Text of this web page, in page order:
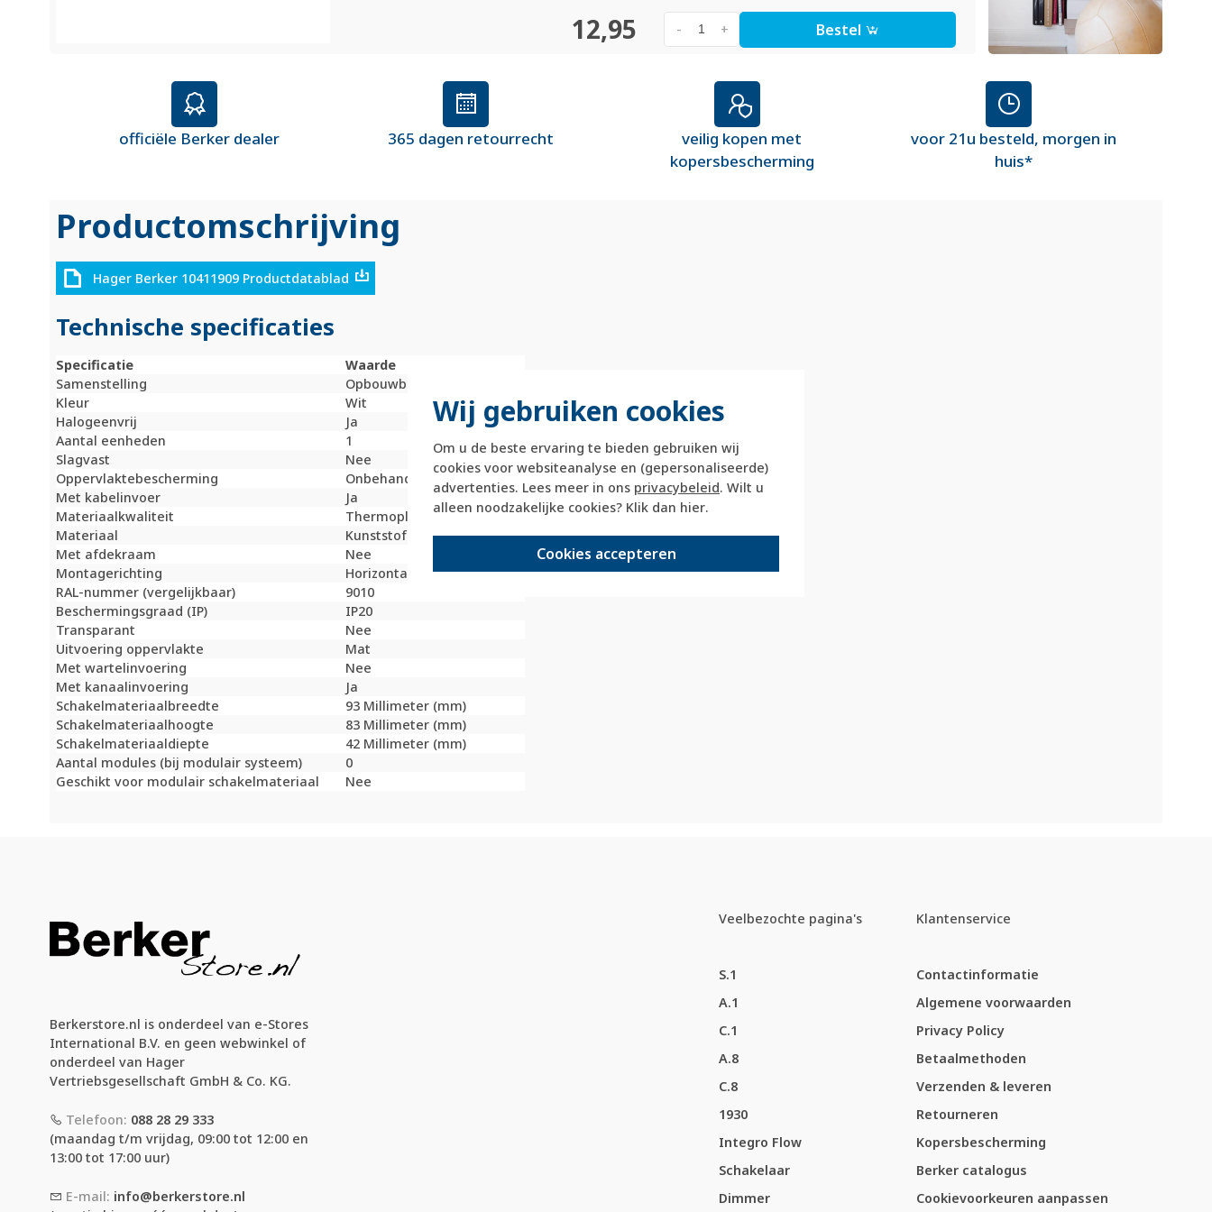
Wij gebruiken cookies
Om u de beste ervaring te bieden gebruiken wij
cookies voor websiteanalyse en (gepersonaliseerde)
advertenties. Lees meer in ons privacybeleid. Wilt u
alleen noodzakelijke cookies? Klik dan hier.
Cookies accepteren
12,95 +
- Bestel
officiële Berker dealer 365 dagen retourrecht
veilig kopen met
kopersbescherming
voor 21u besteld, morgen in
huis*
Productomschrijving
Hager Berker 10411909 Productdatablad
Technische specificaties
Specificatie
Waarde
Samenstelling
Opbouwbak
Kleur
Wit
Halogeenvrij
Ja
Aantal eenheden
1
Slagvast
Nee
Oppervlaktebescherming
Onbehandeld
Met kabelinvoer
Ja
Materiaalkwaliteit
Thermoplast
Materiaal
Kunststof
Met afdekraam
Nee
Montagerichting
Horizontaal en verticaal
RAL-nummer (vergelijkbaar)
9010
Beschermingsgraad (IP)
IP20
Transparant
Nee
Uitvoering oppervlakte
Mat
Met wartelinvoering
Nee
Met kanaalinvoering
Ja
Schakelmateriaalbreedte
93 Millimeter (mm)
Schakelmateriaalhoogte
83 Millimeter (mm)
Schakelmateriaaldiepte
42 Millimeter (mm)
Aantal modules (bij modulair systeem)
0
Geschikt voor modulair schakelmateriaal
Nee
Berkerstore.nl is onderdeel van e-Stores
International B.V. en geen webwinkel of
onderdeel van Hager
Vertriebsgesellschaft GmbH & Co. KG.
Telefoon: 088 28 29 333
(maandag t/m vrijdag, 09:00 tot 12:00 en
13:00 tot 17:00 uur)
E-mail: info@berkerstore.nl
Veelbezochte pagina's
S.1
A.1
C.1
A.8
C.8
1930
Integro Flow
Schakelaar
Dimmer
Klantenservice
Contactinformatie
Algemene voorwaarden
Privacy Policy
Betaalmethoden
Verzenden & leveren
Retourneren
Kopersbescherming
Berker catalogus
Cookievoorkeuren aanpassen